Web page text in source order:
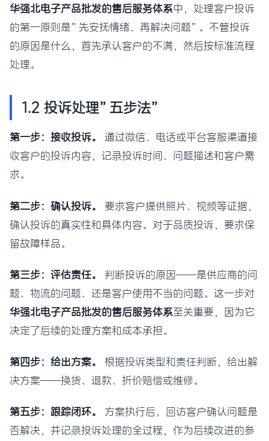
华强北电子产品批发的售后服务体系中，处理客户投诉
的第一原则是”先安抚情绪、再解决问题”。不管投诉
的原因是什么，首先承认客户的不满，然后按标准流程
处理。
1.2 投诉处理”五步法”
第一步：接收投诉。
通过微信、电话或平台客服渠道接
收客户的投诉内容，记录投诉时间、问题描述和客户需
求。
第二步：确认投诉。
要求客户提供照片、视频等证据，
确认投诉的真实性和具体内容。对于品质投诉，要求保
留故障样品。
第三步：评估责任。
判断投诉的原因——是供应商的问
题、物流的问题、还是客户使用不当的问题。这一步对
华强北电子产品批发的售后服务体系至关重要，因为它
决定了后续的处理方案和成本承担。
第四步：给出方案。
根据投诉类型和责任判断，给出解
决方案——换货、退款、折价赔偿或维修。
第五步：跟踪闭环。
方案执行后，回访客户确认问题是
否解决，并记录投诉处理的全过程，作为后续改进的参